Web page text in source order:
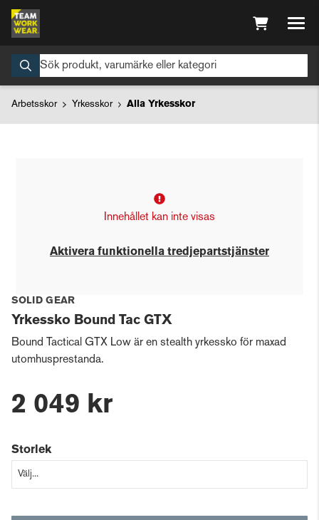
Arbetsskor Yrkesskor Alla Yrkesskor
Innehållet kan inte visas
Aktivera funktionella tredjepartstjänster
SOLID GEAR
Yrkessko Bound Tac GTX
Bound Tactical GTX Low är en stealth yrkessko för maxad
utomhusprestanda.
2 049 kr
Storlek